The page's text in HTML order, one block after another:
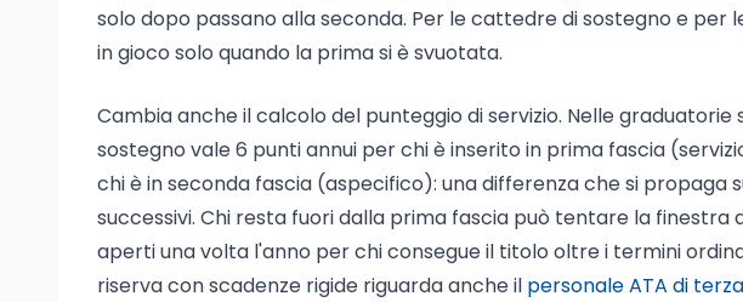
solo dopo passano alla seconda. Per le cattedre di sostegno e per
in gioco solo quando la prima si è svuotata.
Cambia anche il calcolo del punteggio di servizio. Nelle
sostegno vale 6 punti annui per chi è inserito in prima fascia
chi è in seconda fascia (aspecifico): una differenza che si propaga
successivi. Chi resta fuori dalla prima fascia può tentare la finestra
aperti una volta l'anno per chi consegue il titolo oltre i termini
riserva con scadenze rigide riguarda anche il personale ATA di